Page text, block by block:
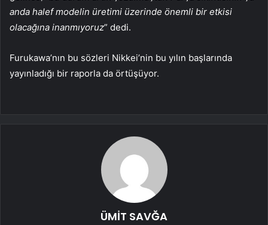
anda halef modelin üretimi üzerinde önemli bir etkisi
olacağına inanmıyoruz” dedi.
Furukawa’nın bu sözleri Nikkei’nin bu yılın başlarında
yayınladığı bir raporla da örtüşüyor.
ÜMİT SAVĞA